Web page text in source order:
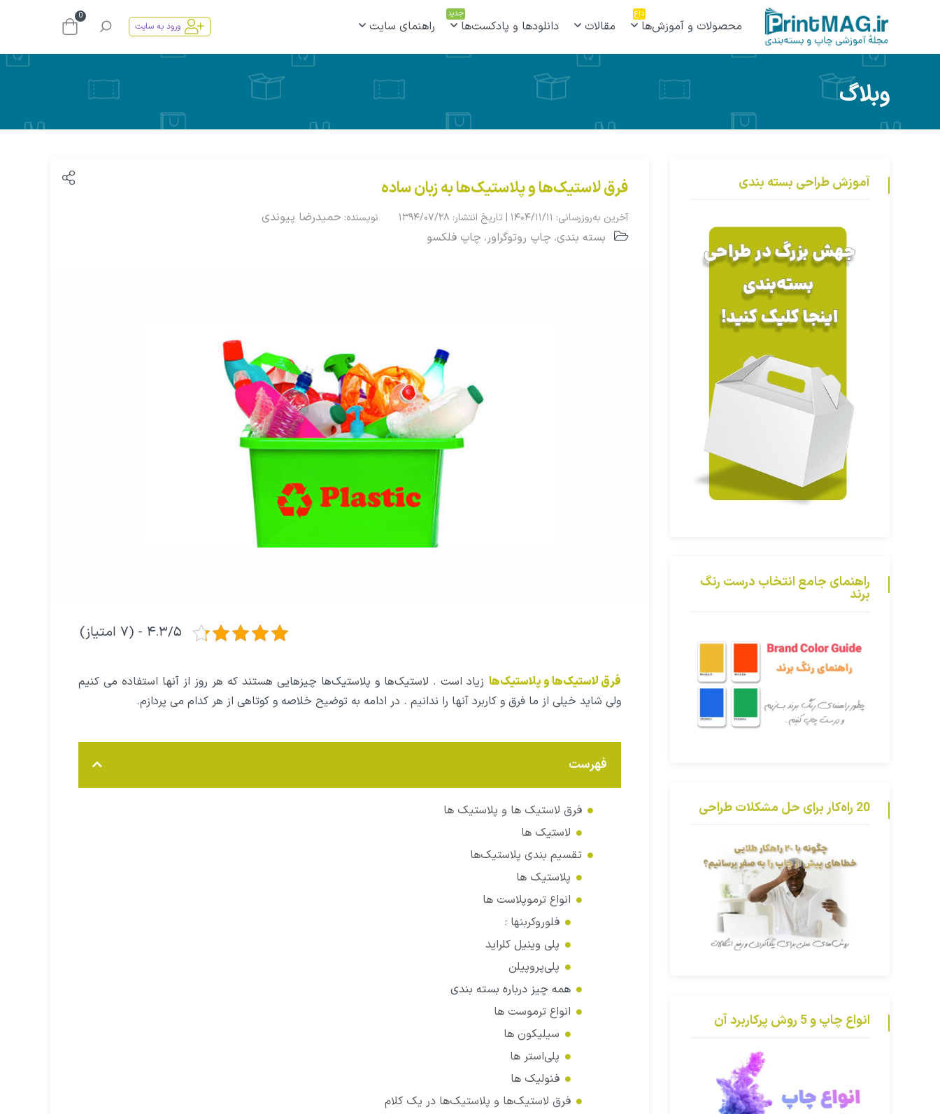
محصولات و آموزش‌ها
داغ
مقالات دانلودها و پادکست‌ها
جدید
راهنمای سایت ورود به سایت
0
وبلاگ
فرق لاستیک‌ها و پلاستیک‌ها به زبان ساده
آخرین به‌روزرسانی: ۱۴۰۴/۱۱/۱۱ | تاریخ انتشار: ۱۳۹۴/۰۷/۲۸ نویسنده: حمیدرضا پیوندی
بسته بندی، چاپ روتوگراور، چاپ فلکسو
۴.۳/۵ - (۷ امتیاز)
فرق لاستیک‌ها و پلاستیک‌ها زیاد است . لاستیک‌ها و پلاستیک‌ها چیزهایی هستند که هر روز از آنها استفاده می کنیم
ولی شاید خیلی از ما فرق و کاربرد آنها را ندانیم . در ادامه به توضیح خلاصه و کوتاهی از هر کدام می پردازم.
فهرست
فرق لاستیک‌ ها و پلاستیک‌ ها
لاستیک‌ ها
تقسیم بندی پلاستیک‌ها
پلاستیک‌ ها
انواع ترموپلاست‌ ها
فلوروکربنها :
پلی وینیل کلراید
پلی‌پروپیلن
همه چیز درباره بسته بندی
انواع ترموست ها
سیلیکون‌ ها
پلی‌استر ها
فنولیک‌ ها
فرق لاستیک‌ها و پلاستیک‌ها در یک کلام
آموزش طراحی بسته بندی
راهنمای جامع انتخاب درست رنگ
برند
20 راه‌کار برای حل مشکلات طراحی
انواع چاپ و 5 روش پرکاربرد آن